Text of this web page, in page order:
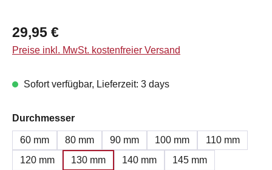
Regulärer Preis:
29,95 €
Preise inkl. MwSt. kostenfreier Versand
Sofort verfügbar, Lieferzeit: 3 days
Durchmesserauswählen
60 mm 80 mm 90 mm 100 mm
110 mm
120 mm
130 mm 140 mm
145 mm